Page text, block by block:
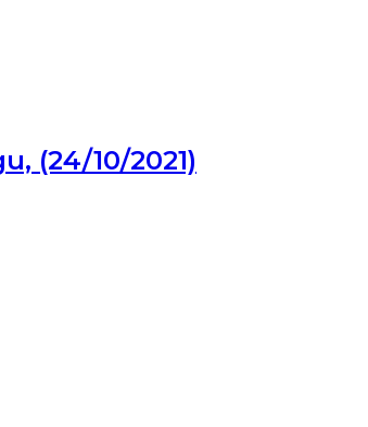
(24/10/2021)